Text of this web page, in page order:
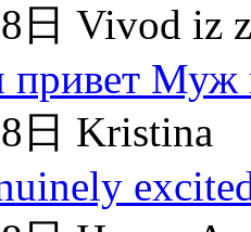
日 Vivod iz
привет Муж
日 Kristina